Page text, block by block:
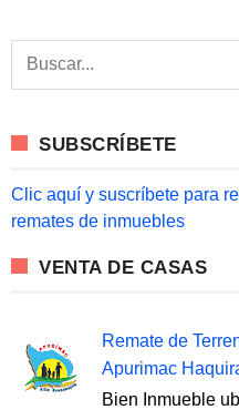
a
h
o
:
SUBSCRÍBETE
Clic aquí y suscríbete para
remates de inmuebles
VENTA DE CASAS
Remate de
Apurimac
Bien Inmueble